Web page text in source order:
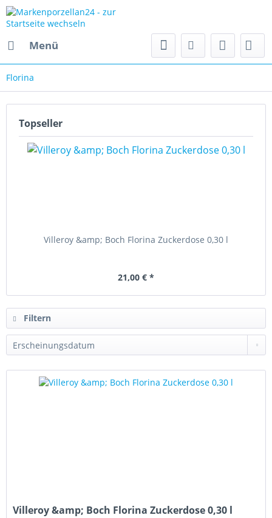
Menü
Florina
Topseller
Villeroy &amp; Boch Florina Zuckerdose 0,30 l
21,00 € *
Filtern
Villeroy &amp; Boch Florina Zuckerdose 0,30 l